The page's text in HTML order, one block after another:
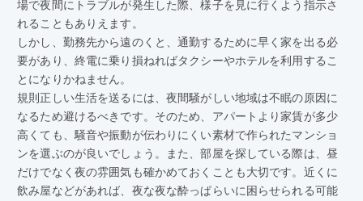
場で夜間にトラブルが発生した際、様子を見に行くよう指示さ
れることもありえます。
しかし、勤務先から遠のくと、通勤するために早く家を出る必
要があり、終電に乗り損ねればタクシーやホテルを利用するこ
とになりかねません。
規則正しい生活を送るには、夜間騒がしい地域は不眠の原因に
なるため避けるべきです。そのため、アパートより家賃が多少
高くても、騒音や振動が伝わりにくい素材で作られたマンショ
ンを選ぶのが良いでしょう。また、部屋を探している際は、昼
だけでなく夜の雰囲気も確かめておくことも大切です。近くに
飲み屋などがあれば、夜な夜な酔っぱらいに困らせられる可能